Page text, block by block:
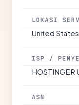
LOKASI
United States
ISP /
HOSTINGER
ASN